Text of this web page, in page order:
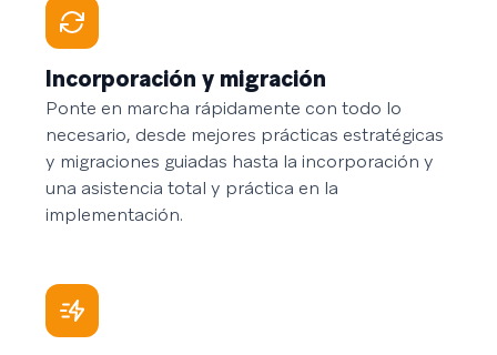
Incorporación y migración
Ponte en marcha rápidamente con todo lo
necesario, desde mejores prácticas estratégicas
y migraciones guiadas hasta la incorporación y
una asistencia total y práctica en la
implementación.